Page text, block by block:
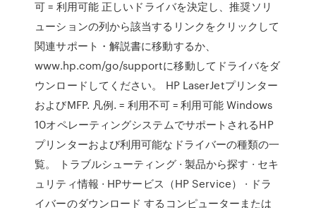
可 = 利用可能 正しいドライバを決定し、推奨ソリ
ューションの列から該当するリンクをクリックして
関連サポート・解説書に移動するか、
www.hp.com/go/supportに移動してドライバをダ
ウンロードしてください。 HP LaserJetプリンター
およびMFP. 凡例. = 利用不可 = 利用可能 Windows
10オペレーティングシステムでサポートされるHP
プリンターおよび利用可能なドライバーの種類の一
覧。 トラブルシューティング · 製品から探す · セキ
ュリティ情報 · HPサービス（HP Service） · ドラ
イバーのダウンロード するコンピューターまたは